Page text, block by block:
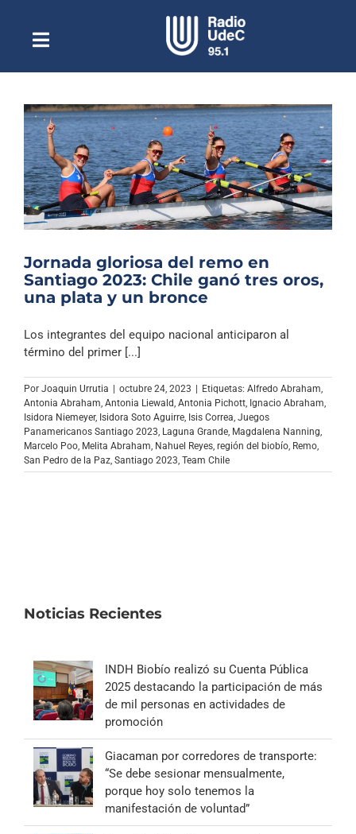
contenidoToggle
NavigationEscuchar Radio UdeC en vivo
Quiénes Somos
Programación
Podcast
Noticias
Columnas
Música Clásica
Especiales
Jornada gloriosa del remo en
Santiago 2023: Chile ganó tres oros,
una plata y un bronce
Los integrantes del equipo nacional anticiparon al
término del primer [...]
Por Joaquin Urrutia | octubre 24, 2023 | Etiquetas: Alfredo Abraham
Antonia Abraham Antonia Liewald Antonia Pichott Ignacio Abraham
Isidora Niemeyer, Isidora Soto Aguirre Isis Correa Juegos
Panamericanos Santiago 2023 Laguna Grande Magdalena Nanning
Marcelo Poo Melita Abraham Nahuel Reyes región del biobío Remo
San Pedro de la Paz Santiago 2023 Team Chile
Noticias Recientes
INDH Biobío realizó su Cuenta Pública
2025 destacando la participación de más
de mil personas en actividades de
promoción
Giacaman por corredores de transporte:
“Se debe sesionar mensualmente,
porque hoy solo tenemos la
manifestación de voluntad”